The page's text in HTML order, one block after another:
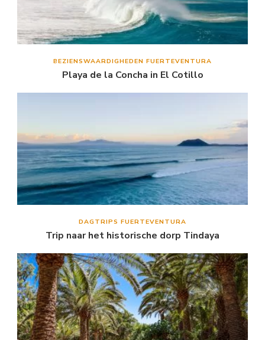
BEZIENSWAARDIGHEDEN FUERTEVENTURA
Playa de la Concha in El Cotillo
DAGTRIPS FUERTEVENTURA
Trip naar het historische dorp Tindaya